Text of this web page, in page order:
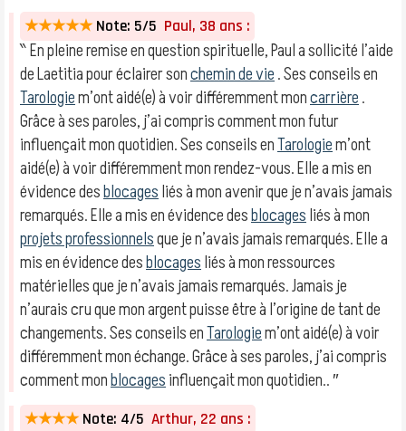
★★★★★ Note: 5/5 Paul, 38 ans :
‶ En pleine remise en question spirituelle, Paul a sollicité l’aide
de Laetitia pour éclairer sonchemin de vie. Ses conseils en
Tarologiem’ont aidé(e) à voir différemment moncarrière.
Grâce à ses paroles, j’ai compris comment mon futur
influençait mon quotidien. Ses conseils enTarologiem’ont
aidé(e) à voir différemment mon rendez-vous. Elle a mis en
évidence desblocagesliés à mon avenir que je n’avais jamais
remarqués. Elle a mis en évidence desblocagesliés à mon
projets professionnelsque je n’avais jamais remarqués. Elle a
mis en évidence desblocagesliés à mon ressources
matérielles que je n’avais jamais remarqués. Jamais je
n’aurais cru que mon argent puisse être à l’origine de tant de
changements. Ses conseils enTarologiem’ont aidé(e) à voir
différemment mon échange. Grâce à ses paroles, j’ai compris
comment monblocagesinfluençait mon quotidien.. ″
★★★★ Note: 4/5 Arthur, 22 ans :